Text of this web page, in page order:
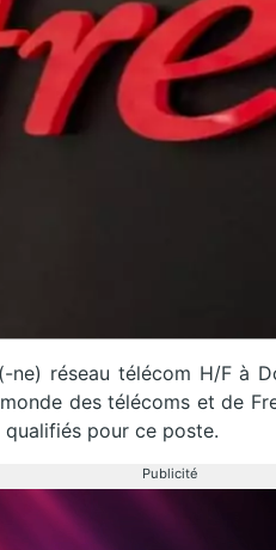
ne) réseau télécom H/F à
des télécoms et de
qualifiés pour ce poste.
Publicité